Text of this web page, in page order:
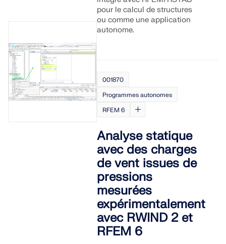
pour le calcul de structures
ou comme une application
autonome.
001870
Programmes autonomes
RFEM 6
Analyse statique
avec des charges
de vent issues de
pressions
mesurées
expérimentalement
avec RWIND 2 et
RFEM 6